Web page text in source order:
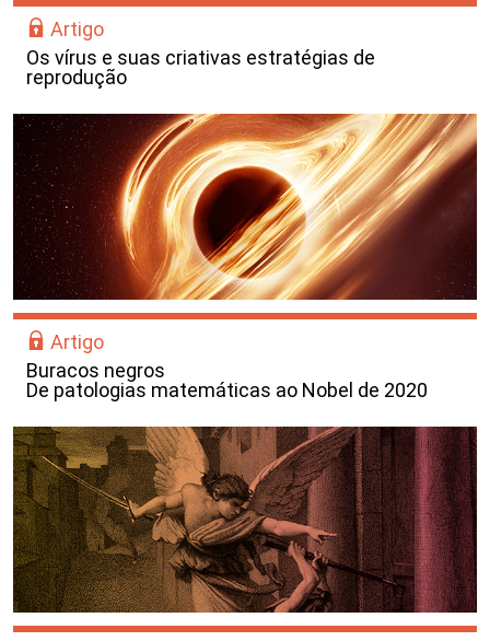
Artigo
Os vírus e suas criativas estratégias de
reprodução
Artigo
Buracos negros
De patologias matemáticas ao Nobel de 2020